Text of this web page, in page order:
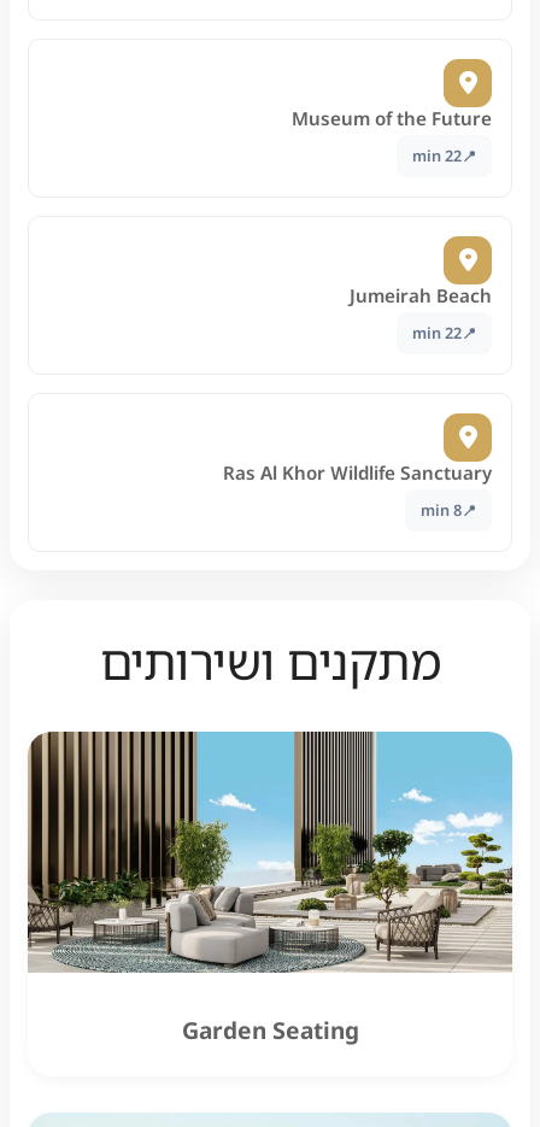
Museum of the Future
22 min
Jumeirah Beach
22 min
Ras Al Khor Wildlife Sanctuary
8 min
מתקנים ושירותים
Garden Seating